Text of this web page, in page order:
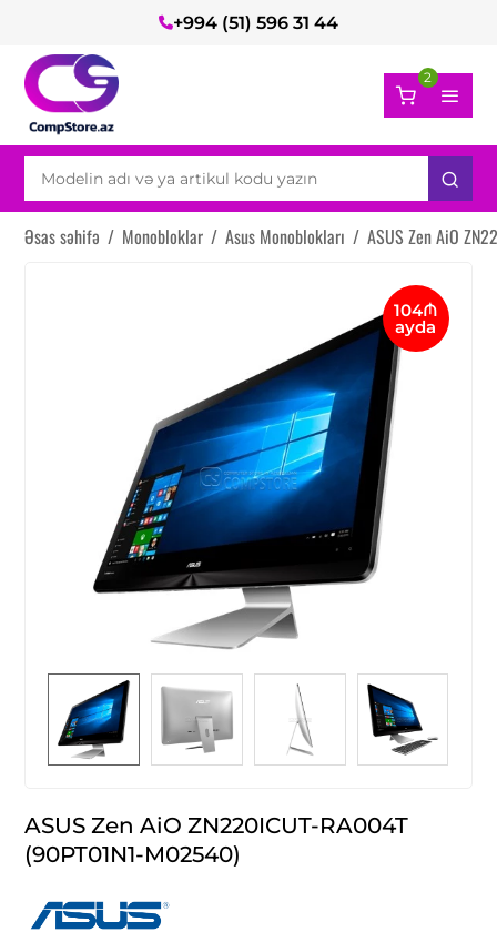
+994 (51) 596 31 44
2
Əsas səhifə / Monobloklar / Asus Monoblokları / ASUS Zen AiO
104₼
ayda
ASUS Zen AiO ZN220ICUT-RA004T
(90PT01N1-M02540)